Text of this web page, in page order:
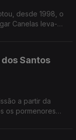
desde 1998, o
Canelas leva-
Santos
a partir da
os pormenores